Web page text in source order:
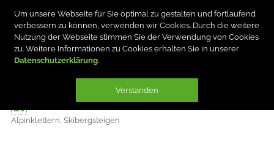
Um unsere Webseite für Sie optimal zu gestalten und fortlaufend
verbessern zu können, verwenden wir Cookies. Durch die weitere
Nutzung der Webseite stimmen Sie der Verwendung von Cookies
zu. Weitere Informationen zu Cookies erhalten Sie in unserer
Datenschutzerklärung
Verstanden
BERND STREIL
Alpinklettern, Skibergsteigen